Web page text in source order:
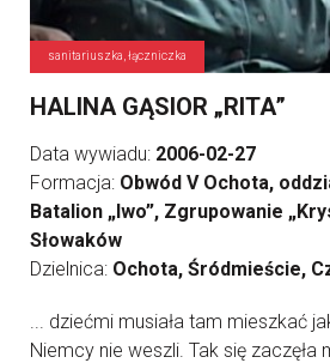
sanitariuszka, łączniczka
HALINA GĄSIOR „RITA”
Data wywiadu: 2006-02-27
Formacja: Obwód V Ochota,
Batalion „Iwo”, Zgrupowanie
Słowaków
Dzielnica: Ochota, Śródmieście,
... dziećmi musiała tam mieszkać
Niemcy nie weszli. Tak się zaczęła